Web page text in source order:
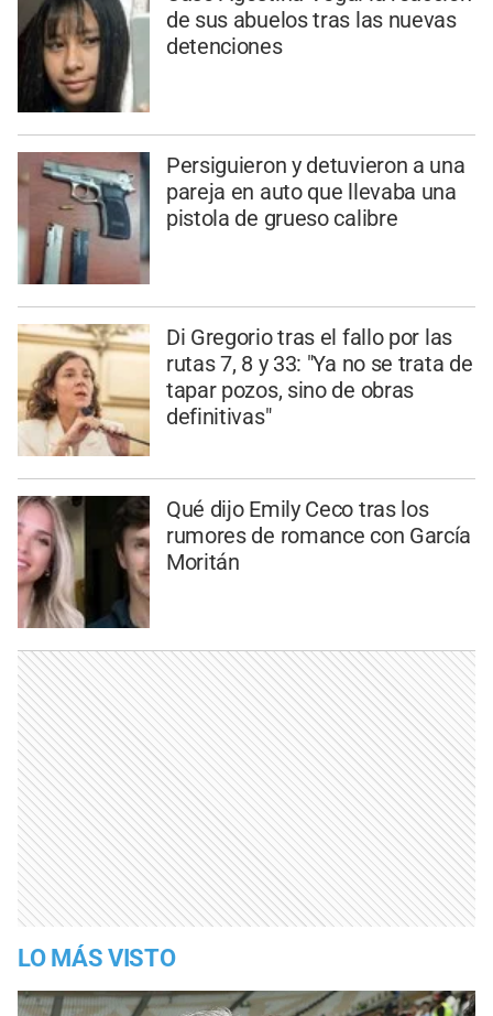
de sus abuelos tras las nuevas
detenciones
Persiguieron y detuvieron a una
pareja en auto que llevaba una
pistola de grueso calibre
Di Gregorio tras el fallo por las
rutas 7, 8 y 33: "Ya no se trata de
tapar pozos, sino de obras
definitivas"
Qué dijo Emily Ceco tras los
rumores de romance con García
Moritán
LO MÁS VISTO